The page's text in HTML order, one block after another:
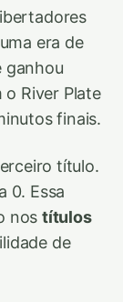
era de
ganhou
o River Plate
finais.
título.
0. Essa
nostítulos
de